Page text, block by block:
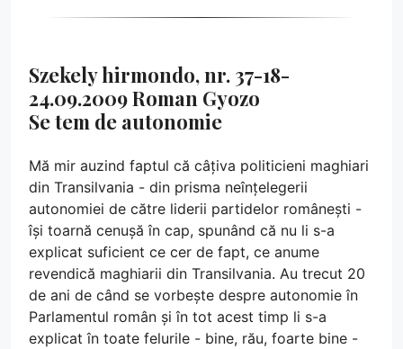
Szekely hirmondo, nr. 37-18-
24.09.2009 Roman Gyozo
Se tem de autonomie
Mă mir auzind faptul că câțiva politicieni maghiari
din Transilvania - din prisma neînțelegerii
autonomiei de către liderii partidelor românești -
își toarnă cenușă în cap, spunând că nu li s-a
explicat suficient ce cer de fapt, ce anume
revendică maghiarii din Transilvania. Au trecut 20
de ani de când se vorbește despre autonomie în
Parlamentul român și în tot acest timp li s-a
explicat în toate felurile - bine, rău, foarte bine -